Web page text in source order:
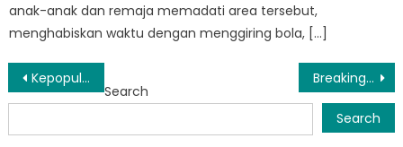
anak-anak dan remaja memadati area tersebut,
menghabiskan waktu dengan menggiring bola, […]
Post
navigation
Kepopuleran Sepak Bola dan Basket di Kampung: Menggali Potensi Lokal Breaking Barriers: Razia Satpol PP Sigi’s Inspiring Journey in Law Enforcement
Search
Search